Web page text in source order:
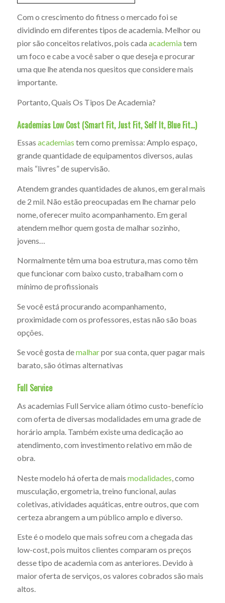
Com o crescimento do fitness o mercado foi se
dividindo em diferentes tipos de academia. Melhor ou
pior são conceitos relativos, pois cada academiatem
um foco e cabe a você saber o que deseja e procurar
uma que lhe atenda nos quesitos que considere mais
importante.
Portanto, Quais Os Tipos De Academia?
Academias Low Cost (Smart Fit, Just Fit, Self It, Blue Fit…)
Essas academias tem como premissa: Amplo espaço,
grande quantidade de equipamentos diversos, aulas
mais “livres” de supervisão.
Atendem grandes quantidades de alunos, em geral mais
de 2 mil. Não estão preocupadas em lhe chamar pelo
nome, oferecer muito acompanhamento. Em geral
atendem melhor quem gosta de malhar sozinho,
jovens…
Normalmente têm uma boa estrutura, mas como têm
que funcionar com baixo custo, trabalham com o
mínimo de profissionais
Se você está procurando acompanhamento,
proximidade com os professores, estas não são boas
opções.
Se você gosta demalharpor sua conta, quer pagar mais
barato, são ótimas alternativas
Full Service
As academias Full Service aliam ótimo custo-benefício
com oferta de diversas modalidades em uma grade de
horário ampla. Também existe uma dedicação ao
atendimento, com investimento relativo em mão de
obra.
Neste modelo há oferta de mais modalidades , como
musculação, ergometria, treino funcional, aulas
coletivas, atividades aquáticas, entre outros, que com
certeza abrangem a um público amplo e diverso.
Este é o modelo que mais sofreu com a chegada das
low-cost, pois muitos clientes comparam os preços
desse tipo de academia com as anteriores. Devido à
maior oferta de serviços, os valores cobrados são mais
altos.